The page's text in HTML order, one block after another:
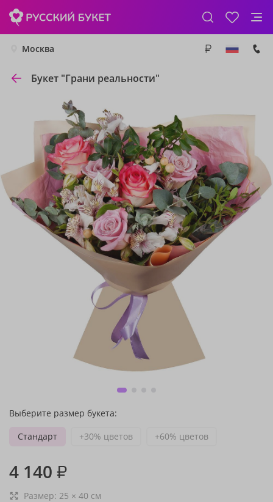
Москва
Букет "Грани реальности"
Выберите размер букета:
Стандарт
+30% цветов +60% цветов
4 140 ₽
Размер: 25 × 40 см